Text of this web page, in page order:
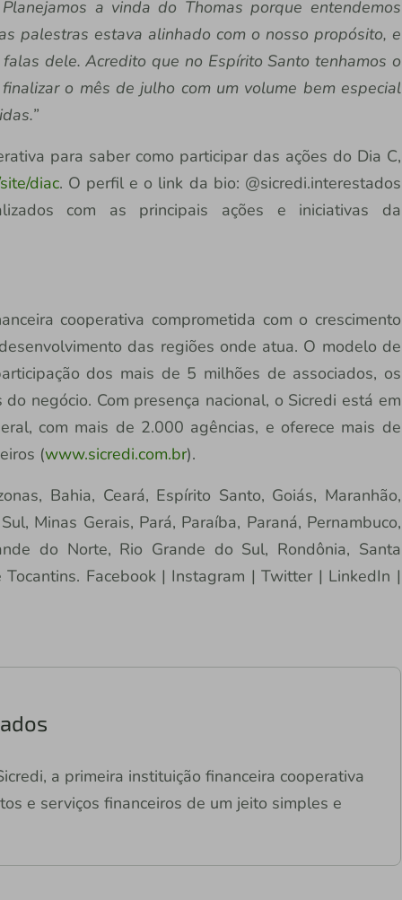
a vinda do Thomas porque entendemos
palestras estava alinhado com o nosso propósito, e
dele. Acredito que no Espírito Santo tenhamos o
o mês de julho com um volume bem especial
para saber como participar das ações do Dia C,
diac. O perfil e o link da bio: @sicredi.interestados
com as principais ações e iniciativas da
cooperativa comprometida com o crescimento
das regiões onde atua. O modelo de
dos mais de 5 milhões de associados, os
negócio. Com presença nacional, o Sicredi está em
com mais de 2.000 agências, e oferece mais de
(www.sicredi.com.br).
Bahia, Ceará, Espírito Santo, Goiás, Maranhão,
Minas Gerais, Pará, Paraíba, Paraná, Pernambuco,
do Norte, Rio Grande do Sul, Rondônia, Santa
Tocantins. Facebook | Instagram | Twitter | LinkedIn |
a primeira instituição financeira cooperativa
e serviços financeiros de um jeito simples e